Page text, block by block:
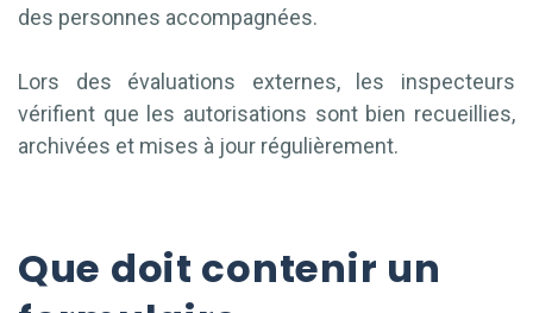
des personnes accompagnées.
Lors des évaluations externes, les inspecteurs
vérifient que les autorisations sont bien recueillies,
archivées et mises à jour régulièrement.
Que doit contenir un